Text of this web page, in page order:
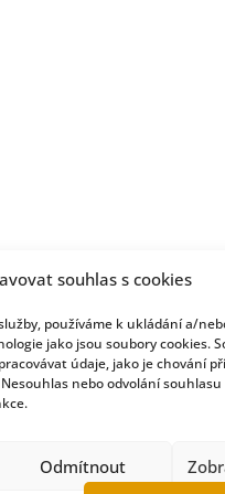
souhlas s cookies
používáme k ukládání a/
jako jsou soubory cookies.
údaje, jako je chování
nebo odvolání
Odmítnout